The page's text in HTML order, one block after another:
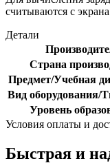
считываются с
Детали
Страна
Предмет/Учебная
Вид оборудования/
Уровень
Условия оплаты и
Быстрая и